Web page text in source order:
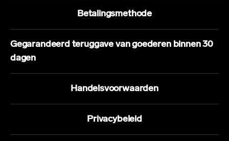
Betalingsmethode
Gegarandeerd teruggave van goederen binnen 30
dagen
Handelsvoorwaarden
Privacybeleid